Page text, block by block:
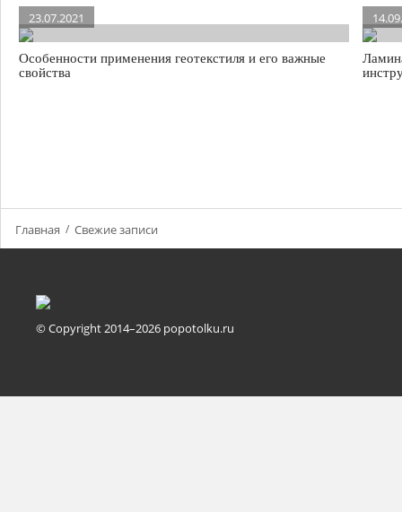
23.07.2021
Особенности применения геотекстиля и его важные
свойства
Главная Свежие записи
© Copyright 2014–2026 popotolku.ru